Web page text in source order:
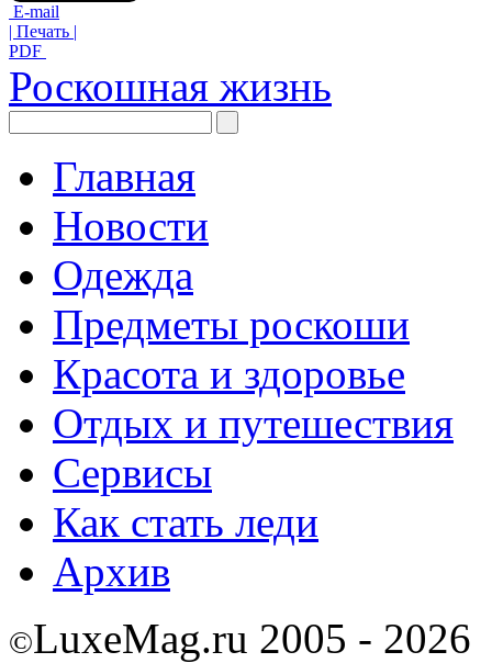
E-mail
| Печать |
PDF
Роскошная жизнь
Главная
Новости
Одежда
Предметы роскоши
Красота и здоровье
Отдых и путешествия
Сервисы
Как стать леди
Архив
©LuxeMag.ru 2005 - 2026